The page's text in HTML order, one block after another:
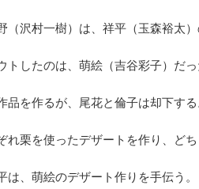
（沢村一樹）は、祥平（玉森裕太）
トしたのは、萌絵（吉谷彩子）だっ
品を作るが、尾花と倫子は却下する
れ栗を使ったデザートを作り、ど
は、萌絵のデザート作りを手伝う。